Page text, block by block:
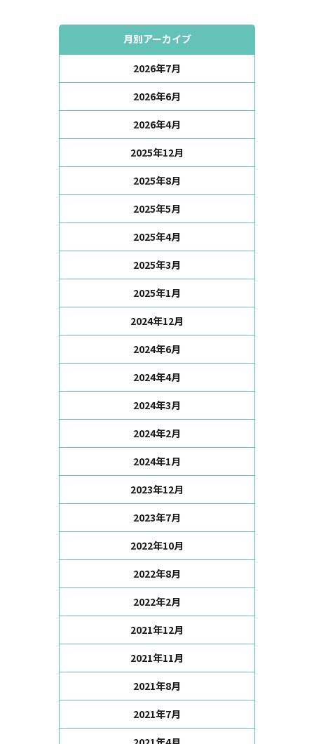
月別アーカイブ
2026年7月
2026年6月
2026年4月
2025年12月
2025年8月
2025年5月
2025年4月
2025年3月
2025年1月
2024年12月
2024年6月
2024年4月
2024年3月
2024年2月
2024年1月
2023年12月
2023年7月
2022年10月
2022年8月
2022年2月
2021年12月
2021年11月
2021年8月
2021年7月